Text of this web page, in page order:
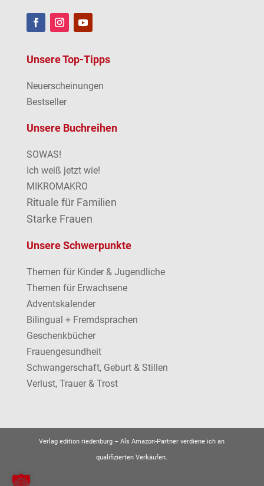
Unsere Top-Tipps
Neuerscheinungen
Bestseller
Unsere Buchreihen
SOWAS!
Ich weiß jetzt wie!
MIKROMAKRO
Rituale für Familien
Starke Frauen
Unsere Schwerpunkte
Themen für Kinder & Jugendliche
Themen für Erwachsene
Adventskalender
Bilingual + Fremdsprachen
Geschenkbücher
Frauengesundheit
Schwangerschaft, Geburt & Stillen
Verlust, Trauer & Trost
Verlag edition riedenburg –Als Amazon-Partner verdiene ich an
qualifizierten Verkäufen.